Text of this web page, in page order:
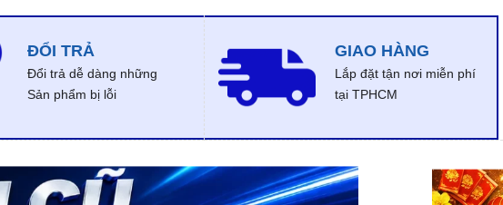
ĐỔI TRẢ
Đổi trả dễ dàng những
Sản phẩm bị lỗi
GIAO HÀNG
Lắp đặt tận nơi miễn phí
tại TPHCM